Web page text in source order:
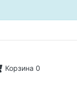
Корзина 0